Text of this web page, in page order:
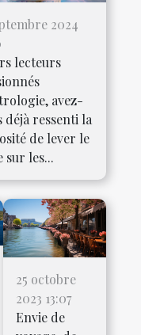
2024
lecteurs
avez-
déjà ressenti la
de lever le
sur les...
25 octobre
2023 13:07
Envie de